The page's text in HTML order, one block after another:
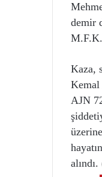
demir
Kaza,
Kemal
AJN